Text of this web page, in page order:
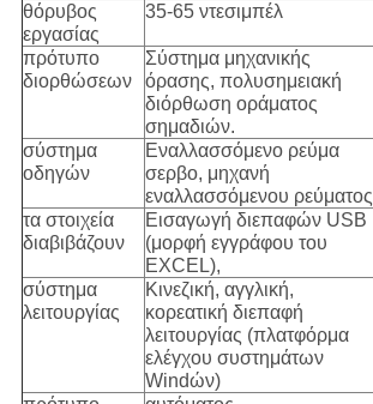
θόρυβος
εργασίας
35-65 ντεσιμπέλ
πρότυπο
διορθώσεων
Σύστημα μηχανικής
όρασης, πολυσημειακή
διόρθωση οράματος
σημαδιών.
σύστημα
οδηγών
Εναλλασσόμενο ρεύμα
σερβο, μηχανή
εναλλασσόμενου ρεύματος
τα στοιχεία
διαβιβάζουν
Εισαγωγή διεπαφών USB
(μορφή εγγράφου του
EXCEL),
σύστημα
λειτουργίας
Κινεζική, αγγλική,
κορεατική διεπαφή
λειτουργίας (πλατφόρμα
ελέγχου συστημάτων
Windών)